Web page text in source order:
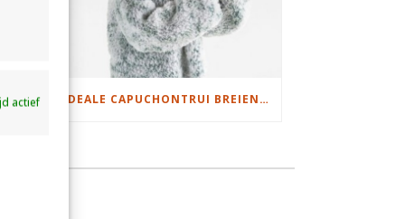
actief
DAMESJAS BREIEN VAN HEERLIJK ZACHT GAREN IDEALE CAPUCHONTRUI BREIEN VOOR THUIS OP DE BANK